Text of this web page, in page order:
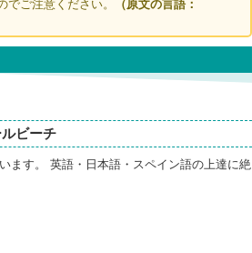
ご注意ください。
（原文の言語：
ビーチ
ます。 英語・日本語・スペイン語の上達に絶